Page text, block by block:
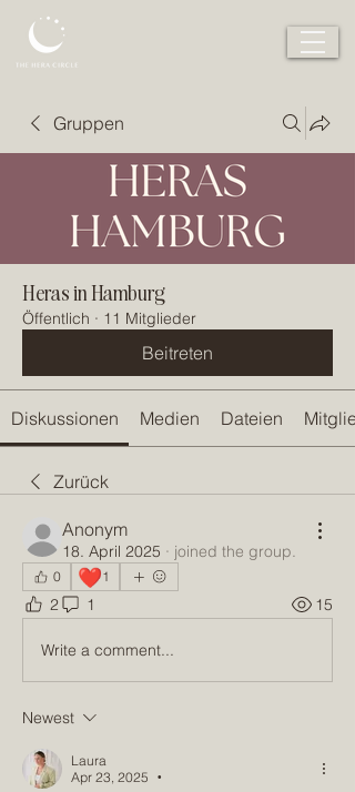
Gruppen
Heras in Hamburg
Öffentlich · 11 Mitglieder
Beitreten
Diskussionen Medien Dateien
Zurück
Anonym
18. April 2025 · joined the group.
0 ❤️1
2 1 15
Write a comment...
Newest
Laura
Apr 23, 2025
•